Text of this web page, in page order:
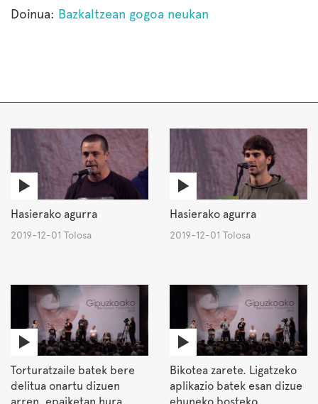
Doinua: Bazkaltzean gogoa neukan
Hasierako agurra
2019-12-01 Tolosa
Hasierako agurra
2019-12-01 Tolosa
Torturatzaile batek bere
delitua onartu dizuen
Bikotea zarete. Ligatzeko
aplikazio batek esan dizue